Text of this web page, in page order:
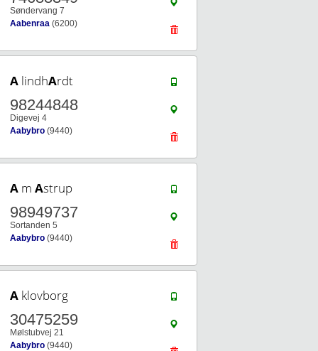
Søndervang 7
Aabenraa (6200)
A lindhArdt
98244848
Digevej 4
Aabybro (9440)
A m Astrup
98949737
Sortanden 5
Aabybro (9440)
A klovborg
30475259
Mølstubvej 21
Aabybro (9440)